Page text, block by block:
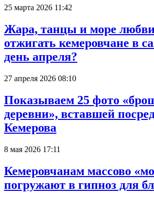
25 марта 2026 11:42
Жара, танцы и море
отжигать кемеровчане в
день апреля?
27 апреля 2026 08:10
Показываем 25 фото
деревни», вставшей
Кемерова
8 мая 2026 17:11
Кемеровчанам массово
погружают в гипноз для